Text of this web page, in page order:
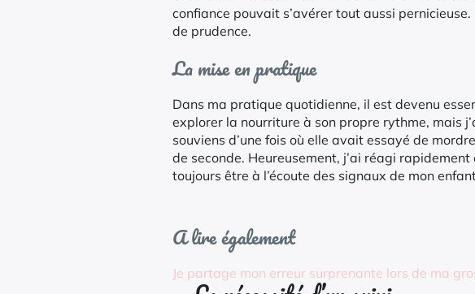
confiance pouvait s’avérer tout aussi
de prudence.
La mise en pratique
Dans ma pratique quotidienne, il est devenu
explorer la nourriture à son propre rythme, mais
souviens d’une fois où elle avait essayé de
de seconde. Heureusement, j’ai réagi
toujours être à l’écoute des signaux de mon
A lire également
Je partage mon erreur surprenante lors de ma